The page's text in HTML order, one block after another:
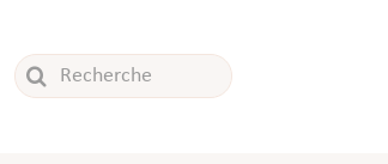
Rechercher: